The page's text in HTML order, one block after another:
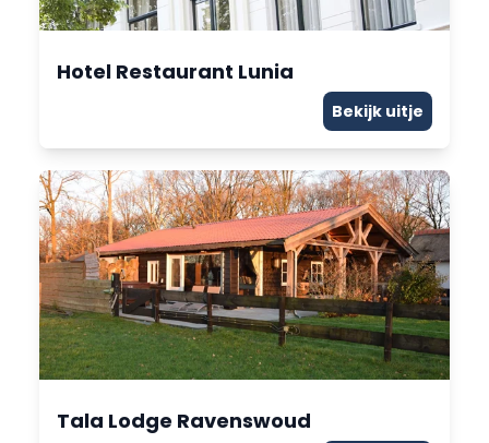
Hotel Restaurant Lunia
Bekijk uitje
Tala Lodge Ravenswoud